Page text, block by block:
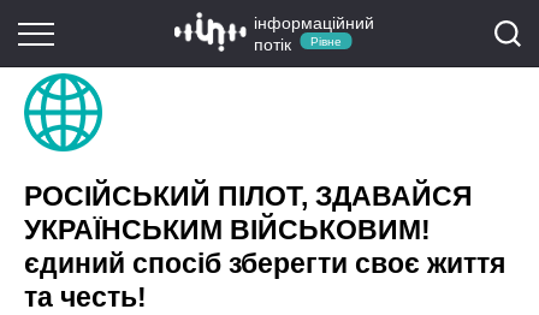
інформаційний
потік
Рівне
РОСІЙСЬКИЙ ПІЛОТ, ЗДАВАЙСЯ
УКРАЇНСЬКИМ ВІЙСЬКОВИМ!
єдиний спосіб зберегти своє життя
та честь!